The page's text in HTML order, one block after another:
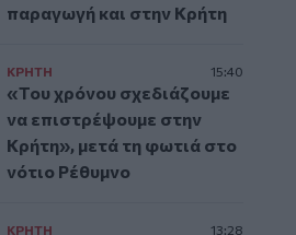
παραγωγή και στην Κρήτη
ΚΡΗΤΗ 15:40
«Του χρόνου σχεδιάζουμε
να επιστρέψουμε στην
Κρήτη», μετά τη φωτιά στο
νότιο Ρέθυμνο
ΚΡΗΤΗ 13:28